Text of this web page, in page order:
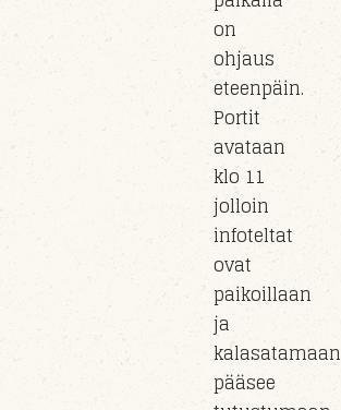
on
ohjaus
eteenpäin.
Portit
avataan
klo 11
jolloin
infoteltat
ovat
paikoillaan
ja
kalasatamaan
pääsee